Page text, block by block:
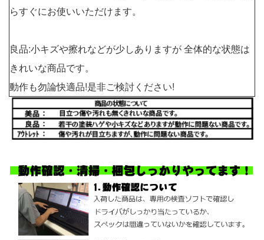
らすぐにお使いいただけます。
良品:小キズや擦れなどが少しありますが 全体的な状態は
きれいな商品です。
動作も勿論快適品!是非ご検討ください!